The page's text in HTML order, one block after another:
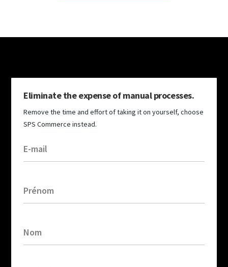
Eliminate the expense of manual processes.
Remove the time and effort of taking it on yourself, choose
SPS Commerce instead.
E-mail
Prénom
Nom